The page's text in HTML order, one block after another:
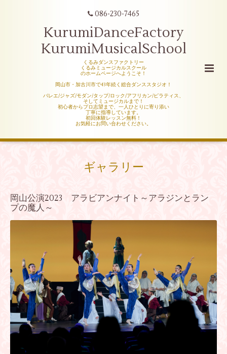
086-230-7465
KurumiDanceFactory
KurumiMusicalSchool
くるみダンスファクトリー
くるみミュージカルスクール
のホームページへようこそ！
岡山市・加古川市で43年続く総合ダンススタジオ！
バレエ/ジャズ/モダン/タップ/ロック/アフリカン/ピラティス、
そしてミュージカルまで！
初心者からプロ志望まで、一人ひとりに寄り添い
丁寧に指導しています。
初回体験レッスン無料！
お気軽にお問い合わせください。
ギャラリー
岡山公演2023 アラビアンナイト～アラジンとラン
プの魔人～